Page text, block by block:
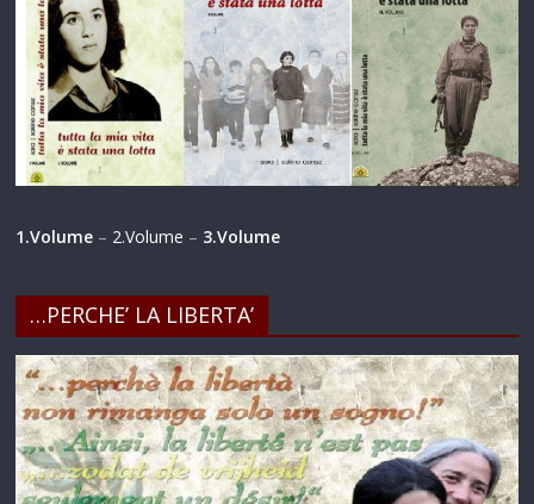
1.Volume – 2.Volume – 3.Volume
…PERCHE’ LA LIBERTA’